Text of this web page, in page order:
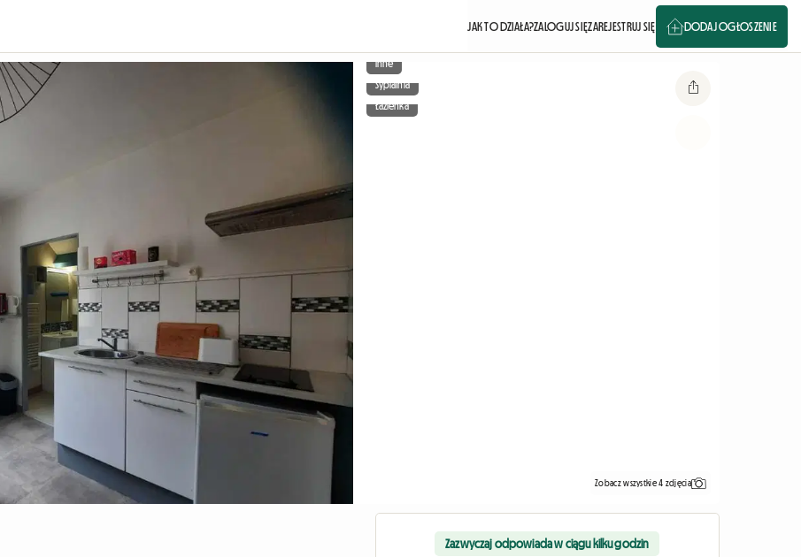
JAK TO DZIAŁA?ZALOGUJ SIĘZAREJESTRUJ SIĘ DODAJ OGŁOSZENIE
Inne
Sypialnia
Łazienka
Zobacz wszystkie 4 zdjęcia
Zazwyczaj odpowiada w ciągu kilku godzin